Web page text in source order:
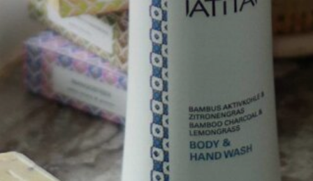
IATITAI Newsletter
Melden Sie sich für unseren
Newsletter an und erhalten